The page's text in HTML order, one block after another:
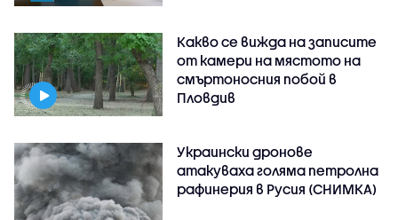
Какво се вижда на записите
от камери на мястото на
смъртоносния побой в
Пловдив
Украински дронове
атакуваха голяма петролна
рафинерия в Русия (СНИМКА)